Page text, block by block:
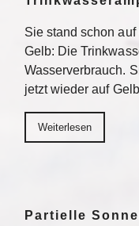
Sie stand schon
Gelb: Die
Wasserverbrauch.
jetzt wieder auf
Weiterlesen
Partielle